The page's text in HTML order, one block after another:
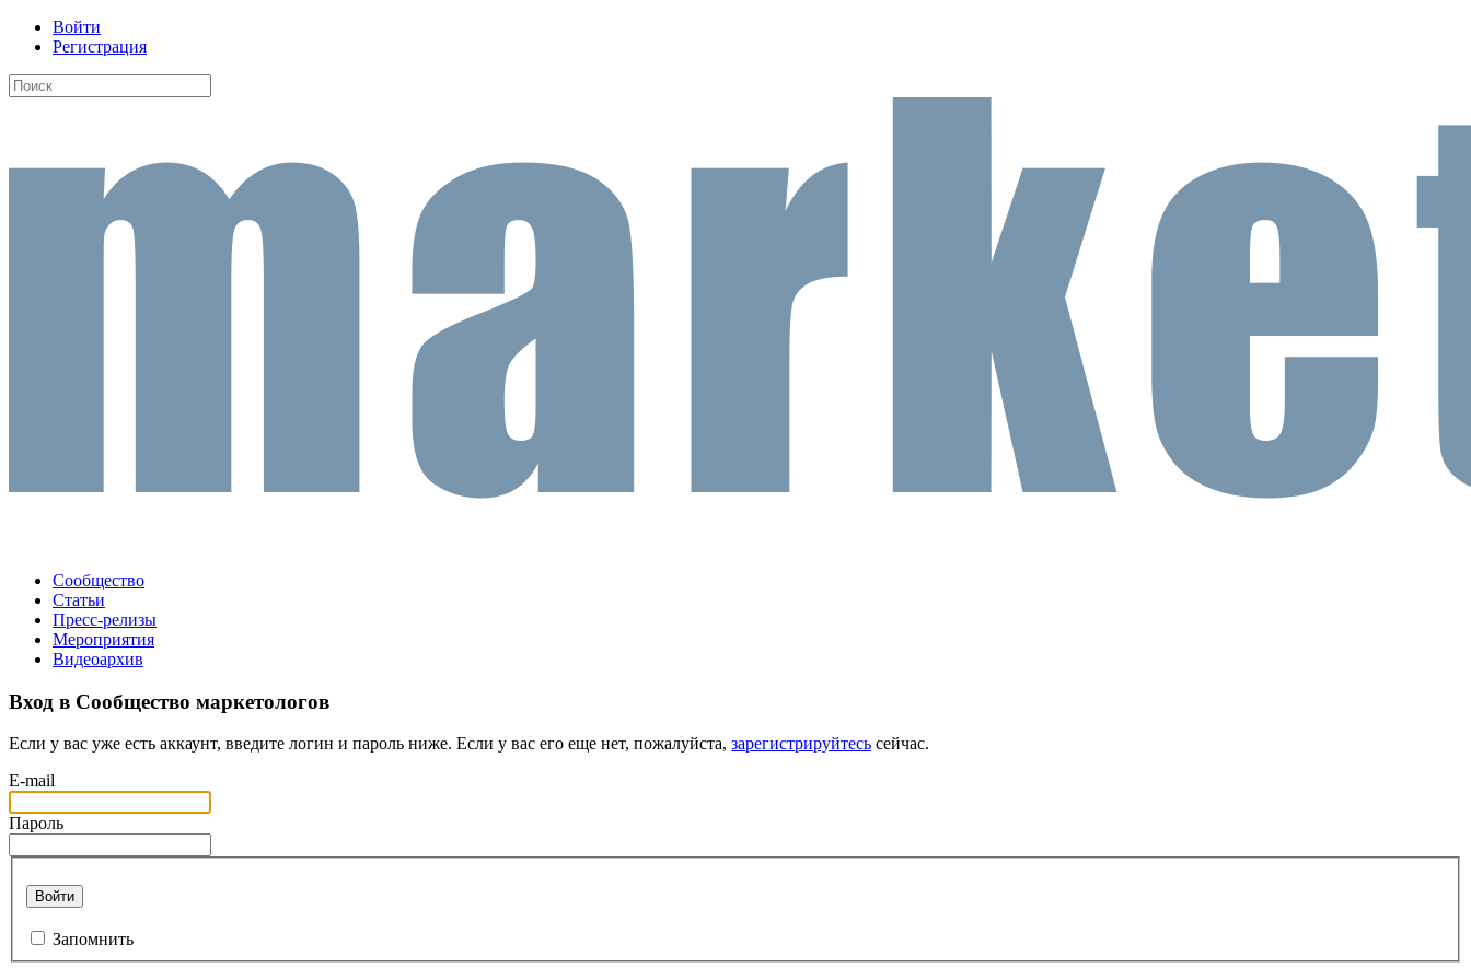
Войти
Регистрация
Сообщество
Статьи
Пресс-релизы
Мероприятия
Видеоархив
Вход в Сообщество маркетологов
Если у вас уже есть аккаунт, введите логин и пароль ниже. Если у вас его еще нет, пожалуйста, зарегистрируйтесь сейчас.
E-mail
Пароль
Войти
Запомнить